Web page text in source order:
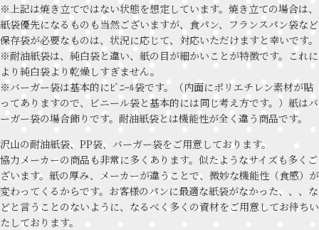
※上記は焼き立てではない状態を想定しています。焼き立ての場合は、
紙袋優先になるものも当然ございますが、食パン、フランスパン袋など
保存袋が必要なものは、状況に応じて、対応いただけますと幸いです。
※耐油紙袋は、純白袋と違い、紙の目が細かいことが特徴です。これに
より純白袋より乾燥しすぎません。
※バーガー袋は基本的にﾋﾞﾆｰﾙ袋です。（内面にポリエチレン素材が貼
ってありますので、ビニール袋と基本的には同じ考え方です。）紙はバ
ーガー袋の場合飾りです。耐油紙袋とは機能性が全く違う商品です。
沢山の耐油紙袋、PP袋、バーガー袋をご用意しております。
協力メーカーの商品も非常に多くあります。似たようなサイズも多くご
ざいます。紙の厚み、メーカーが違うことで、微妙な機能性（食感）が
変わってくるからです。お客様のパンに最適な紙袋がなかった、、、な
どと言うことのないように、なるべく多くの資材をご用意してお待ちい
たしております。